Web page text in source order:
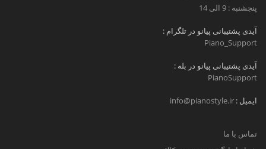
پنجشنبه : 9 الی 14
آیدی پشتیبانی پیانو در تلگرام :
Piano_Support
آیدی پشتیبانی پیانو در بله :
PianoSupport
ایمیل : info@pianostyle.ir
تماس با ما